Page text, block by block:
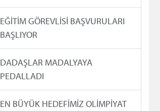
EĞİTİM GÖREVLİSİ BAŞVURULARI
BAŞLIYOR
DADAŞLAR MADALYAYA
PEDALLADI
EN BÜYÜK HEDEFİMİZ OLİMPİYAT